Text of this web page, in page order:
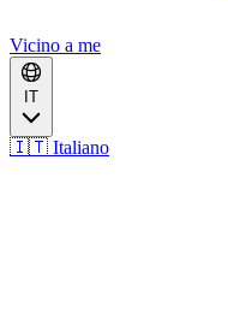
Vicino a me
IT
🇮🇹 Italiano